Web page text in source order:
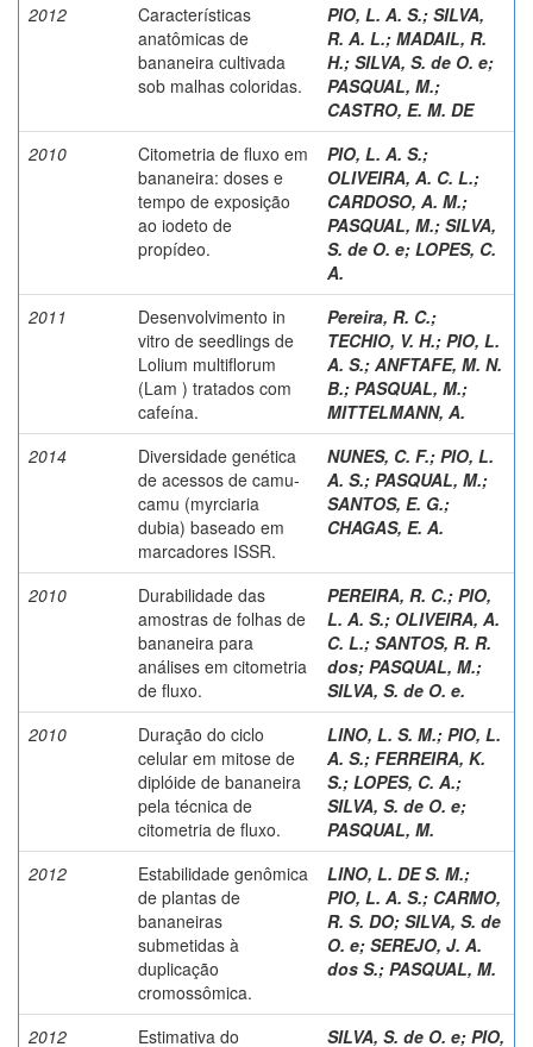
2012
Características
anatômicas de
bananeira cultivada
sob malhas coloridas.
PIO, L. A. S.; SILVA,
R. A. L.; MADAIL, R.
H.; SILVA, S. de O. e;
PASQUAL, M.;
CASTRO, E. M. DE
2010
Citometria de fluxo em
bananeira: doses e
tempo de exposição
ao iodeto de
propídeo.
PIO, L. A. S.;
OLIVEIRA, A. C. L.;
CARDOSO, A. M.;
PASQUAL, M.; SILVA,
S. de O. e; LOPES, C.
A.
2011
Desenvolvimento in
vitro de seedlings de
Lolium multiflorum
(Lam ) tratados com
cafeína.
Pereira, R. C.;
TECHIO, V. H.; PIO, L.
A. S.; ANFTAFE, M. N.
B.; PASQUAL, M.;
MITTELMANN, A.
2014
Diversidade genética
de acessos de camu-
camu (myrciaria
dubia) baseado em
marcadores ISSR.
NUNES, C. F.; PIO, L.
A. S.; PASQUAL, M.;
SANTOS, E. G.;
CHAGAS, E. A.
2010
Durabilidade das
amostras de folhas de
bananeira para
análises em citometria
de fluxo.
PEREIRA, R. C.; PIO,
L. A. S.; OLIVEIRA, A.
C. L.; SANTOS, R. R.
dos; PASQUAL, M.;
SILVA, S. de O. e.
2010
Duração do ciclo
celular em mitose de
diplóide de bananeira
pela técnica de
citometria de fluxo.
LINO, L. S. M.; PIO, L.
A. S.; FERREIRA, K.
S.; LOPES, C. A.;
SILVA, S. de O. e;
PASQUAL, M.
2012
Estabilidade genômica
de plantas de
bananeiras
submetidas à
duplicação
cromossômica.
LINO, L. DE S. M.;
PIO, L. A. S.; CARMO,
R. S. DO; SILVA, S. de
O. e; SEREJO, J. A.
dos S.; PASQUAL, M.
2012 Estimativa do SILVA, S. de O. e; PIO,